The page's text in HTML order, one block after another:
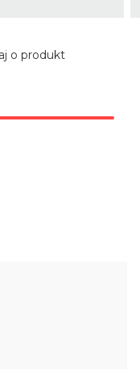
o produkt